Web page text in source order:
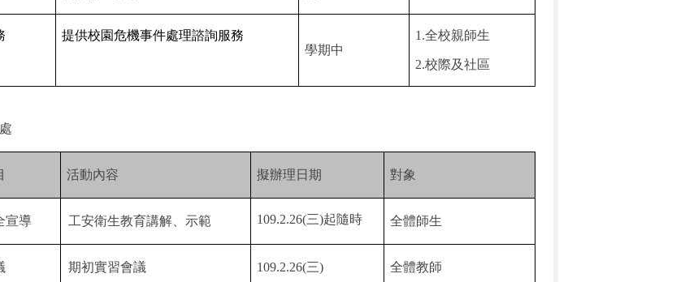
提供校園危機事件處理諮詢服務
學期中
1.全校親師生
2.校際及社區
活動內容 擬辦理日期 對象
宣導 工安衛生教育講解、示範 109.2.26(三)起隨時 全體師生
期初實習會議 109.2.26(三) 全體教師